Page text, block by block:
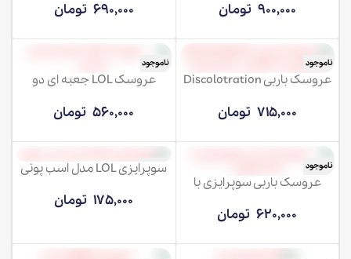
900,000 تومان 690,000 تومان
ناموجود
عروسک باربی Discolotration
715,000 تومان
ناموجود
عروسک LOL جعبه ای دو
560,000 تومان
ناموجود
عروسک باربی سوپرایزی با
620,000 تومان
ناموجود
سوپرایزی LOL مدل اسب پونی
175,000 تومان